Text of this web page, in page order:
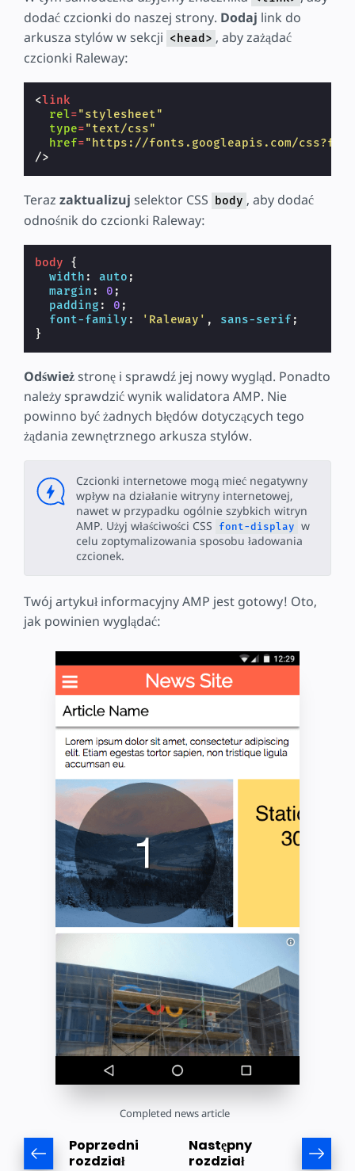
dodać czcionki do naszej strony. Dodaj link do
arkusza stylów w sekcji <head> , aby zażądać
czcionki Raleway:
<link
rel="stylesheet"
type="text/css"
href="https://fonts.googleapis.com/
/>
Teraz zaktualizuj selektor CSS body , aby dodać
odnośnik do czcionki Raleway:
body
{
width : auto ;
margin : 0 ;
padding : 0 ;
font-family : 'Raleway' , sans-serif ;
}
Odświeżstronę i sprawdź jej nowy wygląd. Ponadto
należy sprawdzić wynik walidatora AMP. Nie
powinno być żadnych błędów dotyczących tego
żądania zewnętrznego arkusza stylów.
Czcionki internetowe mogą mieć negatywny
wpływ na działanie witryny internetowej,
nawet w przypadku ogólnie szybkich witryn
AMP. Użyj właściwości CSS
font-display w
celu zoptymalizowania sposobu ładowania
czcionek.
Twój artykuł informacyjny AMP jest gotowy! Oto,
jak powinien wyglądać:
Completed news article
Poprzedni
rozdział
Następny
rozdział